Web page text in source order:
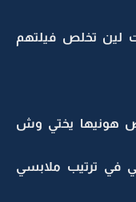
لين تخلص فيلتهم
هونيها يختي وش
في ترتيب ملابسي